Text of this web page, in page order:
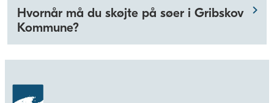
Hvornår må du skøjte på søer i Gribskov
Kommune?